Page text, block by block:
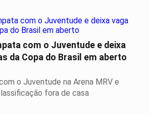
com o Juventude e deixa
da Copa do Brasil em aberto
o Juventude na Arena MRV e
fora de casa